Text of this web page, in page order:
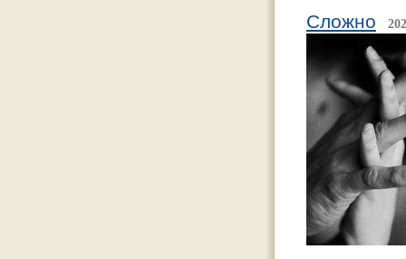
Сложно